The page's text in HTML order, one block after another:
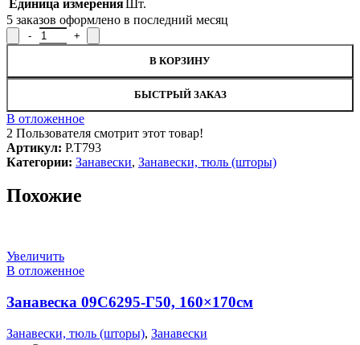
Единица измеренияШт.
5 заказов оформлено в последний месяц
Количество товара Занавеска Р.Т793, 165x330см
В КОРЗИНУ
БЫСТРЫЙ ЗАКАЗ
В отложенное
2 Пользователя смотрит этот товар!
Артикул: Р.Т793
Категории: Занавески, Занавески, тюль (шторы)
Похожие
Увеличить
В отложенное
Занавеска 09С6295-Г50, 160×170см
Занавески, тюль (шторы), Занавески